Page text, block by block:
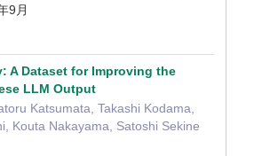
9月
A Dataset for Improving the
LLM Output
Katsumata, Takashi Kodama,
Kouta Nakayama, Satoshi Sekine